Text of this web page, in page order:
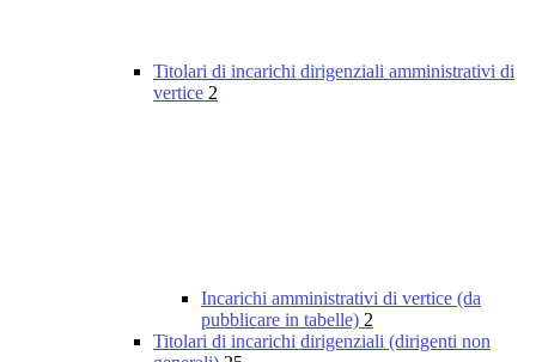
Titolari di incarichi dirigenziali amministrativi di
vertice 2
Incarichi amministrativi di vertice (da
pubblicare in tabelle) 2
Titolari di incarichi dirigenziali (dirigenti non